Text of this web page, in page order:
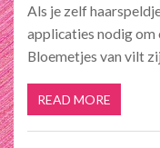
Als je zelf
applicaties nodig om
Bloemetjes van vilt
READ MORE